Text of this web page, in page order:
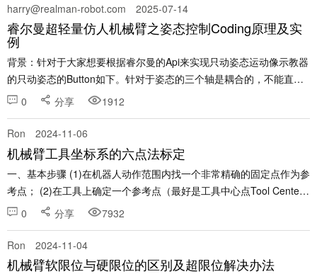
harry@realman-robot.com 2025-07-14
睿尔曼超轻量仿人机械臂之姿态控制Coding原理及实
例
背景：针对于大家想要根据睿尔曼的Api来实现只动姿态运动像示教器
的只动姿态的Button如下。针对于姿态的三个轴是耦合的，不能直接
进行数值上的加减，推荐的方式如下： （1）记录当前位姿pose0，
0 分享 1912
Ron 2024-11-06
机械臂工具坐标系的六点法标定
一、基本步骤 (1)在机器人动作范围内找一个非常精确的固定点作为参
考点； (2)在工具上确定一个参考点（最好是工具中心点Tool Center
Point, TCP）; (3)手动操纵机器人的方法移动TCP，以四种不同的工具
0 分享 7932
Ron 2024-11-04
机械臂软限位与硬限位的区别及超限位解决办法